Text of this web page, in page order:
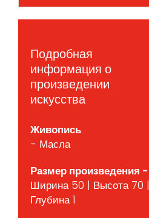
Подробная
информация о
произведении
искусства
Живопись
- Масла
Размер произведения -
Ширина 50 | Высота 70 |
Глубина 1